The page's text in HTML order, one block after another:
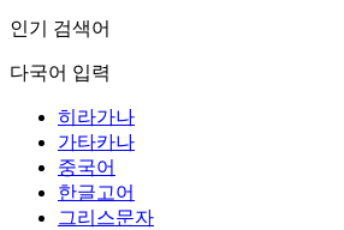
인기 검색어
다국어 입력
히라가나
가타카나
중국어
한글고어
그리스문자